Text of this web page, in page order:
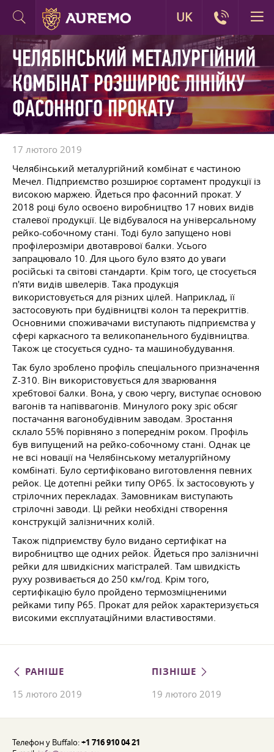
ЧЕЛЯБІНСЬКИЙ МЕТАЛУРГІЙНИЙ
КОМБІНАТ РОЗШИРЮЄ ЛІНІЙКУ
ФАСОННОГО ПРОКАТУ
17 лютого 2019
Челябінський металургійний комбінат є частиною
Мечел. Підприємство розширює сортамент продукції із
високою маржею. Йдеться про фасонний прокат. У
2018 році було освоєно виробництво 17 нових видів
сталевої продукції. Це відбувалося на універсальному
рейко-собочному стані. Тоді було запущено нові
профілерозміри двотаврової балки. Усього
запрацювало 10. Для цього було взято до уваги
російські та світові стандарти. Крім того, це стосується
п'яти видів швелерів. Така продукція
використовується для різних цілей. Наприклад, її
застосовують при будівництві колон та перекриттів.
Основними споживачами виступають підприємства у
сфері каркасного та великопанельного будівництва.
Також це стосується судно- та машинобудування.
Так було зроблено профіль спеціального призначення
Z-310. Він використовується для зварювання
хребтової балки. Вона, у свою чергу, виступає основою
вагонів та напіввагонів. Минулого року зріс обсяг
постачання вагонобудівним заводам. Зростання
склало 55% порівняно з попереднім роком. Профіль
був випущений на рейко-собочному стані. Однак це
не всі новації на Челябінському металургійному
комбінаті. Було сертифіковано виготовлення певних
рейок. Це дотепні рейки типу ОР65. Їх застосовують у
стрілочних перекладах. Замовникам виступають
стрілочні заводи. Ці рейки необхідні створення
конструкцій залізничних колій.
Також підприємству було видано сертифікат на
виробництво ще одних рейок. Йдеться про залізничні
рейки для швидкісних магістралей. Там швидкість
руху розвивається до 250 км/год. Крім того,
сертифікацію було пройдено термозміцненими
рейками типу Р65. Прокат для рейок характеризується
високими експлуатаційними властивостями.
РАНІШЕ
15 лютого 2019
ПІЗНІШЕ
19 лютого 2019
Телефон у Buffalo:+1 716 910 04 21
UK